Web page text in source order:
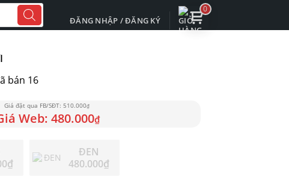
ĐĂNG NHẬP / ĐĂNG KÝ
bán 16
510.000₫
480.000₫
₫
ĐEN
480.000₫
0